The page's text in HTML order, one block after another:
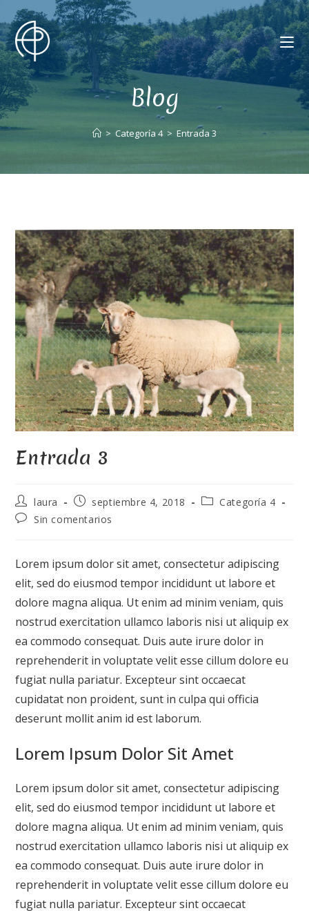
Blog
> Categoría 4 > Entrada 3
Entrada 3
laura septiembre 4, 2018
Categoría 4
Sin comentarios
Lorem ipsum dolor sit amet, consectetur adipiscing
elit, sed do eiusmod tempor incididunt ut labore et
dolore magna aliqua. Ut enim ad minim veniam, quis
nostrud exercitation ullamco laboris nisi ut aliquip ex
ea commodo consequat. Duis aute irure dolor in
reprehenderit in voluptate velit esse cillum dolore eu
fugiat nulla pariatur. Excepteur sint occaecat
cupidatat non proident, sunt in culpa qui officia
deserunt mollit anim id est laborum.
Lorem Ipsum Dolor Sit Amet
Lorem ipsum dolor sit amet, consectetur adipiscing
elit, sed do eiusmod tempor incididunt ut labore et
dolore magna aliqua. Ut enim ad minim veniam, quis
nostrud exercitation ullamco laboris nisi ut aliquip ex
ea commodo consequat. Duis aute irure dolor in
reprehenderit in voluptate velit esse cillum dolore eu
fugiat nulla pariatur. Excepteur sint occaecat